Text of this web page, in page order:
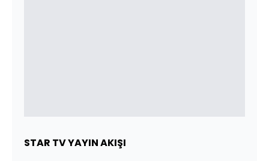
STAR TV YAYIN AKIŞI